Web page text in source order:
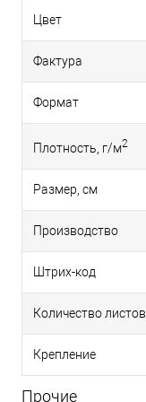
Цвет
Фактура
Формат
Плотность, г/м2
Размер, см
Производство
Штрих-код
Количество листов
Крепление
Прочие